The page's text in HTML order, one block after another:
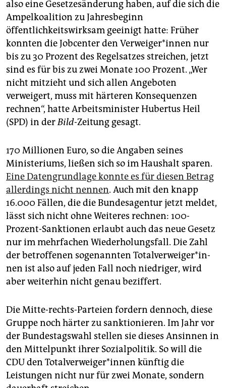
also eine Gesetzesänderung haben, auf die sich die
Ampelkoalition zu Jahresbeginn
öffentlichkeitswirksam geeinigt hatte: Früher
konnten die Jobcenter den Ver­wei­ge­r*in­nen nur
bis zu 30 Prozent des Regelsatzes streichen, jetzt
sind es für bis zu zwei Monate 100 Prozent. „Wer
nicht mitzieht und sich allen Angeboten
verweigert, muss mit härteren Konsequenzen
rechnen“, hatte Arbeitsminister Hubertus Heil
(SPD) in derBild-Zeitung gesagt.
170 Millionen Euro, so die Angaben seines
Ministeriums, ließen sich so im Haushalt sparen.
Eine Datengrundlage konnte es für diesen Betrag
allerdings nicht nennen. Auch mit den knapp
16.000 Fällen, die die Bundesagentur jetzt meldet,
lässt sich nicht ohne Weiteres rechnen: 100-
Prozent-Sanktionen erlaubt auch das neue Gesetz
nur im mehrfachen Wiederholungsfall. Die Zahl
der betroffenen sogenannten To­tal­ver­wei­ge­r*in­
nen ist also auf jeden Fall noch niedriger, wird
aber weiterhin nicht genau beziffert.
Die Mitte-rechts-Parteien fordern dennoch, diese
Gruppe noch härter zu sanktionieren. Im Jahr vor
der Bundestagswahl stellen sie dieses Ansinnen in
den Mittelpunkt ihrer Sozialpolitik. So will die
CDU den To­tal­ver­wei­ge­r*in­nen künftig die
Leistungen nicht nur für zwei Monate, sondern